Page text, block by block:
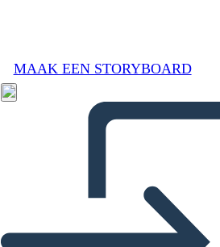
MAAK EEN STORYBOARD